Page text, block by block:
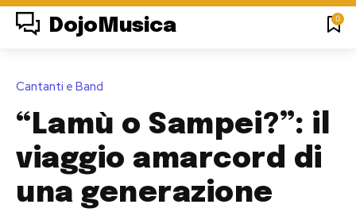
DojoMusica 0
Cantanti e Band
“Lamù o Sampei?”: il
viaggio amarcord di
una generazione